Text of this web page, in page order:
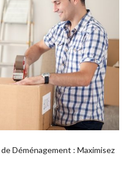
Déménagement : Maximisez